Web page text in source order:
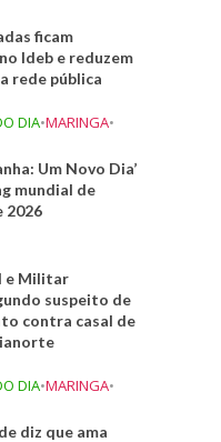
ficam
Ideb e reduzem
rede pública
DIA•MARINGA•
Um Novo Dia’
mundial de
2026
e Militar
suspeito de
contra casal de
DIA•MARINGA•
diz que ama